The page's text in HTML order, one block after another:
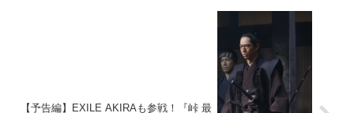
【予告編】EXILE AKIRAも参戦！『峠 最